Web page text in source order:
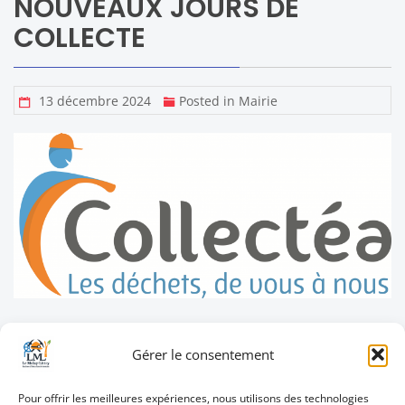
Gérer le consentement
Pour offrir les meilleures expériences, nous utilisons des technologies
NOUVEAUX JOURS DE
COLLECTE
13 décembre 2024 Posted in Mairie
À partir du 06 janvier prochain, Collectea nous informe
de la modification des jours de collecte. Voici quelques